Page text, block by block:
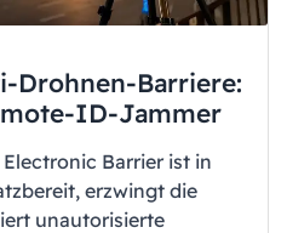
Drohnen-Barriere:
ID-Jammer
Barrier ist in
erzwingt die
unautorisierte